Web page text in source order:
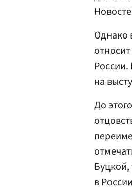
Однако
России.
на
До
в